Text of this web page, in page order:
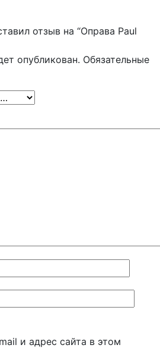
отзыв на “Оправа Paul
опубликован. Обязательные
и адрес сайта в этом